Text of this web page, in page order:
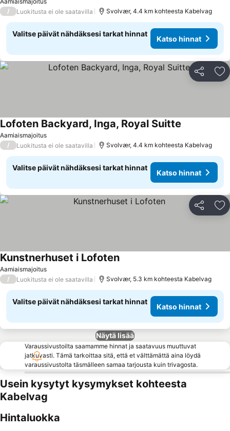
/
Luokitusta ei ole saatavilla Svolvær, 4.4 km kohteesta Kabelvag
Valitse päivät nähdäksesi tarkat hinnat
Katso hinnat
Jaa
Aamiaismajoitus
Lofoten Backyard, Inga, Royal Suitte
/ Luokitusta ei ole saatavilla Svolvær, 4.4 km kohteesta Kabelvag
Valitse päivät nähdäksesi tarkat hinnat
Katso hinnat
Jaa
Aamiaismajoitus
Kunstnerhuset i Lofoten
/ Luokitusta ei ole saatavilla Svolvær, 5.3 km kohteesta Kabelvag
Valitse päivät nähdäksesi tarkat hinnat
Katso hinnat
Näytä lisää
Varaussivustoilta saamamme hinnat ja saatavuus muuttuvat
jatkuvasti. Tämä tarkoittaa sitä, että et välttämättä aina löydä
varaussivustolta täsmälleen samaa tarjousta kuin trivagosta.
Usein kysytyt kysymykset kohteesta
Kabelvag
Hintaluokka